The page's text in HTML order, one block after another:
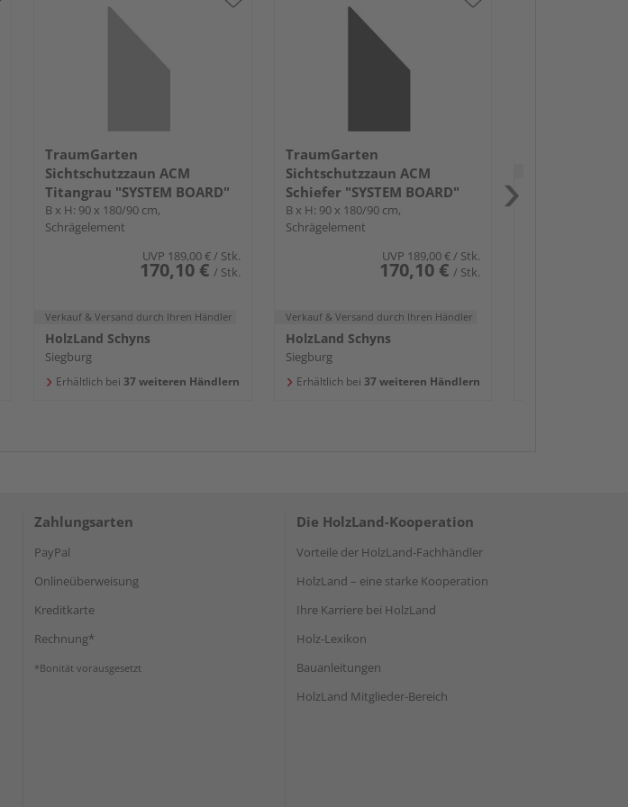
TraumGarten
Sichtschutzzaun ACM
Titangrau "SYSTEM BOARD"
B x H: 90 x 180/90 cm,
Schrägelement
UVP 189,00 €/ Stk.
170,10 € / Stk.
Verkauf & Versand durch Ihren Händler
HolzLand Schyns
Siegburg
Erhältlich bei 37 weiteren Händlern
TraumGarten
Sichtschutzzaun ACM
Schiefer "SYSTEM BOARD"
B x H: 90 x 180/90 cm,
Schrägelement
UVP 189,00 €/ Stk.
170,10 € / Stk.
Verkauf & Versand durch Ihren Händler
HolzLand Schyns
Siegburg
Erhältlich bei 37 weiteren Händlern
Zahlungsarten
PayPal
Onlineüberweisung
Kreditkarte
Rechnung*
*Bonität vorausgesetzt
Die HolzLand-Kooperation
Vorteile der HolzLand-Fachhändler
HolzLand – eine starke Kooperation
Ihre Karriere bei HolzLand
Holz-Lexikon
Bauanleitungen
HolzLand Mitglieder-Bereich